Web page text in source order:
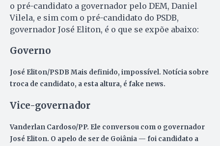
o pré-candidato a governador pelo DEM, Daniel
Vilela, e sim com o pré-candidato do PSDB,
governador José Eliton, é o que se expõe abaixo:
Governo
José Eliton/PSDB Mais definido, impossível. Notícia sobre
troca de candidato, a esta altura, é fake news.
Vice-governador
Vanderlan Cardoso/PP. Ele conversou com o governador
José Eliton. O apelo de ser de Goiânia — foi candidato a